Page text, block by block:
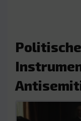
Politische